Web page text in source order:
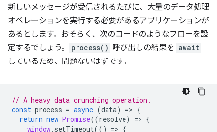
新しいメッセージが受信されるたびに、大量のデータ処理
オペレーションを実行する必要があるアプリケーションが
あるとします。おそらく、次のコードのようなフローを設
定するでしょう。
process() 呼び出しの結果を await
しているため、問題ないはずです。
// A heavy data crunching operation.
const process = async (data) => {
return new Promise((resolve) => {
window. setTimeout(() => {